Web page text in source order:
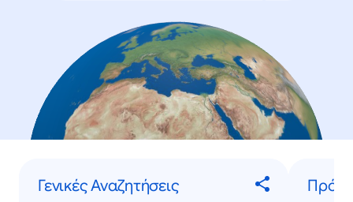
Γενικές Αναζητήσεις